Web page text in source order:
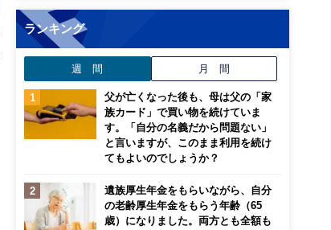
ランキング
週 間 月 間
父が亡くなった後も、母は父の「家
族カード」で買い物を続けていま
す。「自分の名義だから問題ない」
と言いますが、このまま利用を続け
てもよいのでしょうか？
遺族厚生年金をもらいながら、自分
の老齢厚生年金をもらう年齢（65
歳）になりました。両方とも全額も